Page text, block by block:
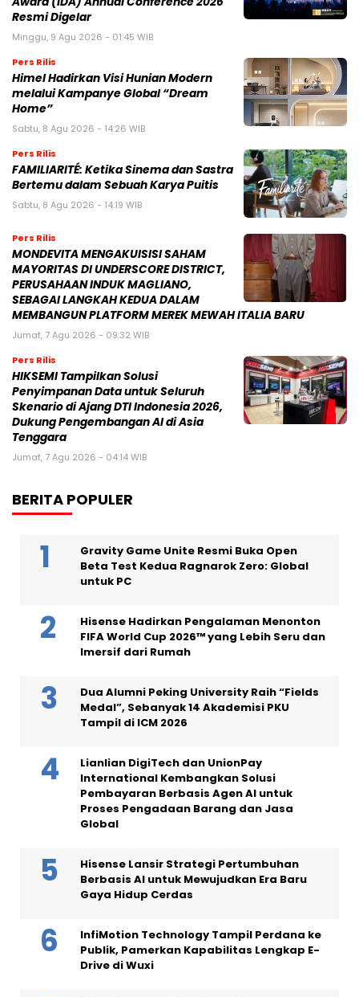
Resmi Digelar
Minggu, 9 Agu 2026 - 01:45 WIB
Pers Rilis
Himel Hadirkan Visi Hunian Modern
melalui Kampanye Global “Dream
Home”
Sabtu, 8 Agu 2026 - 14:26 WIB
Pers Rilis
FAMILIARITÉ: Ketika Sinema dan Sastra
Bertemu dalam Sebuah Karya Puitis
Sabtu, 8 Agu 2026 - 14:19 WIB
Pers Rilis
MONDEVITA MENGAKUISISI SAHAM
MAYORITAS DI UNDERSCORE DISTRICT,
PERUSAHAAN INDUK MAGLIANO,
SEBAGAI LANGKAH KEDUA DALAM
MEMBANGUN PLATFORM MEREK MEWAH ITALIA BARU
Jumat, 7 Agu 2026 - 09:32 WIB
Pers Rilis
HIKSEMI Tampilkan Solusi
Penyimpanan Data untuk Seluruh
Skenario di Ajang DTI Indonesia 2026,
Dukung Pengembangan AI di Asia
Tenggara
Jumat, 7 Agu 2026 - 04:14 WIB
BERITA POPULER
Gravity Game Unite Resmi Buka Open
Beta Test Kedua Ragnarok Zero: Global
untuk PC
Hisense Hadirkan Pengalaman Menonton
FIFA World Cup 2026™ yang Lebih Seru dan
Imersif dari Rumah
Dua Alumni Peking University Raih “Fields
Medal”, Sebanyak 14 Akademisi PKU
Tampil di ICM 2026
Lianlian DigiTech dan UnionPay
International Kembangkan Solusi
Pembayaran Berbasis Agen AI untuk
Proses Pengadaan Barang dan Jasa
Global
Hisense Lansir Strategi Pertumbuhan
Berbasis AI untuk Mewujudkan Era Baru
Gaya Hidup Cerdas
InfiMotion Technology Tampil Perdana ke
Publik, Pamerkan Kapabilitas Lengkap E-
Drive di Wuxi